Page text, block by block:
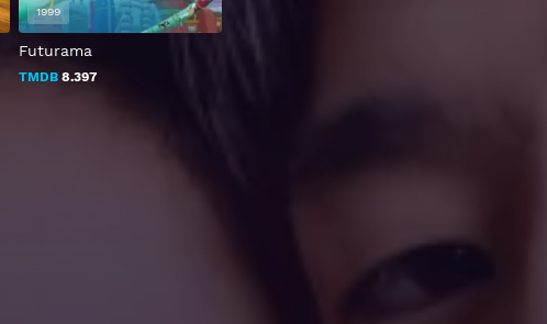
Futurama
TMDB8.397
1999